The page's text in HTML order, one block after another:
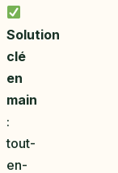
Solution
clé
en
main
:
tout-
en-